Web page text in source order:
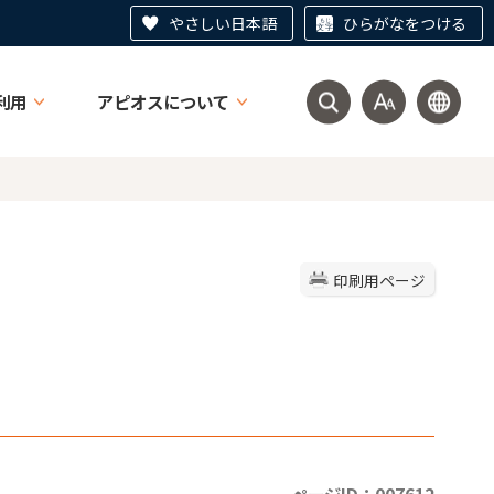
やさしい日本語 ひらがなをつける
用 アピオスについて
印刷用ページ